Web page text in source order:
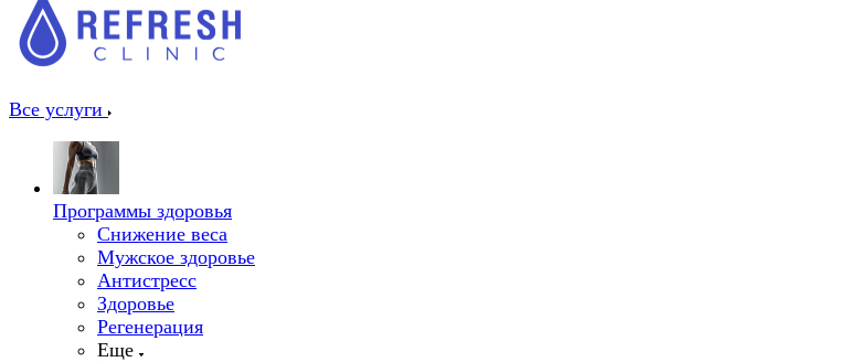
Все услуги
Программы здоровья
Снижение веса
Мужское здоровье
Антистресс
Здоровье
Регенерация
Еще